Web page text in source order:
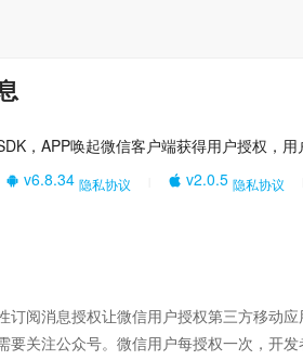
，APP唤起微信客户端获得用户授权，用
v6.8.34 隐私协议 v2.0.5 隐私协议
订阅消息授权让微信用户授权第三方移动
要关注公众号。微信用户每授权一次，开